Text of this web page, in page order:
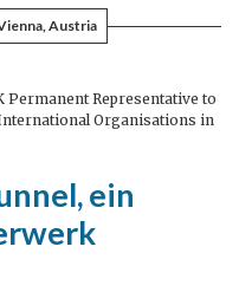
Austria
Permanent Representative to
Organisations in
ein